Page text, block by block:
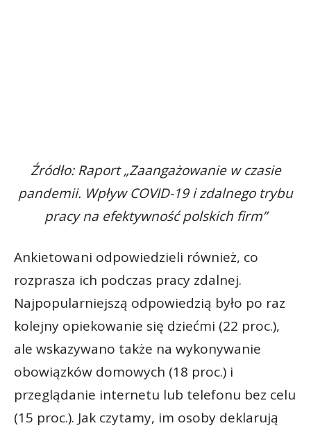
Źródło: Raport „Zaangażowanie w czasie
pandemii. Wpływ COVID-19 i zdalnego trybu
pracy na efektywność polskich firm”
Ankietowani odpowiedzieli również, co
rozprasza ich podczas pracy zdalnej.
Najpopularniejszą odpowiedzią było po raz
kolejny opiekowanie się dziećmi (22 proc.),
ale wskazywano także na wykonywanie
obowiązków domowych (18 proc.) i
przeglądanie internetu lub telefonu bez celu
(15 proc.). Jak czytamy, im osoby deklarują